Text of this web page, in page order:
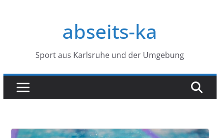
abseits-ka
Sport aus Karlsruhe und der Umgebung